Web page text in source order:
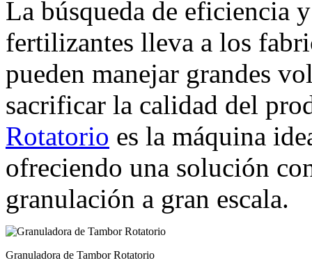
La búsqueda de eficiencia
fertilizantes lleva a los
pueden manejar grandes
sacrificar la calidad del
Rotatorio es la máquina
ofreciendo una solución
granulación a gran escala.
Granuladora de Tambor Rotatorio